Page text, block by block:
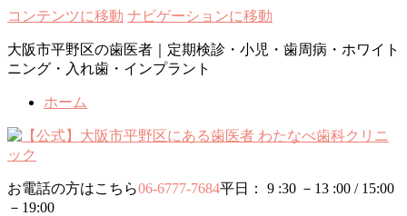
コンテンツに移動 ナビゲーションに移動
大阪市平野区の歯医者｜定期検診・小児・歯周病・ホワイト
ニング・入れ歯・インプラント
ホーム
お電話の方はこちら06-6777-7684平日： 9 :30 －13 :00 / 15:00
－19:00